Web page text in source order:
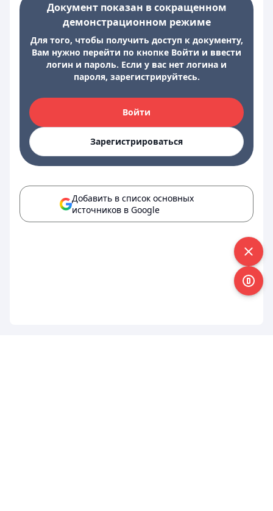
Документ показан в сокращенном
демонстрационном режиме
Для того, чтобы получить доступ к документу,
Вам нужно перейти по кнопке Войти и ввести
логин и пароль. Если у вас нет логина и
пароля, зарегистрируйтесь.
Войти
Зарегистрироваться
Добавить в список основных
источников в Google